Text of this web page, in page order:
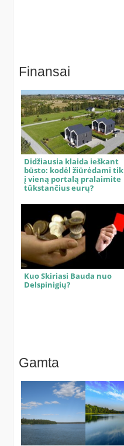
Finansai
Didžiausia klaida ieškant
būsto: kodėl žiūrėdami tik
į vieną portalą pralaimite
tūkstančius eurų?
Kuo Skiriasi Bauda nuo
Delspinigių?
Gamta